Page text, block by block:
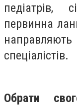
педіатрів,
первинна
направляють
спеціалістів.
Обрати